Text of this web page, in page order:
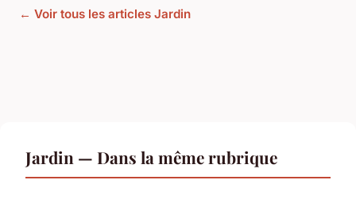
← Voir tous les articles Jardin
Jardin — Dans la même rubrique